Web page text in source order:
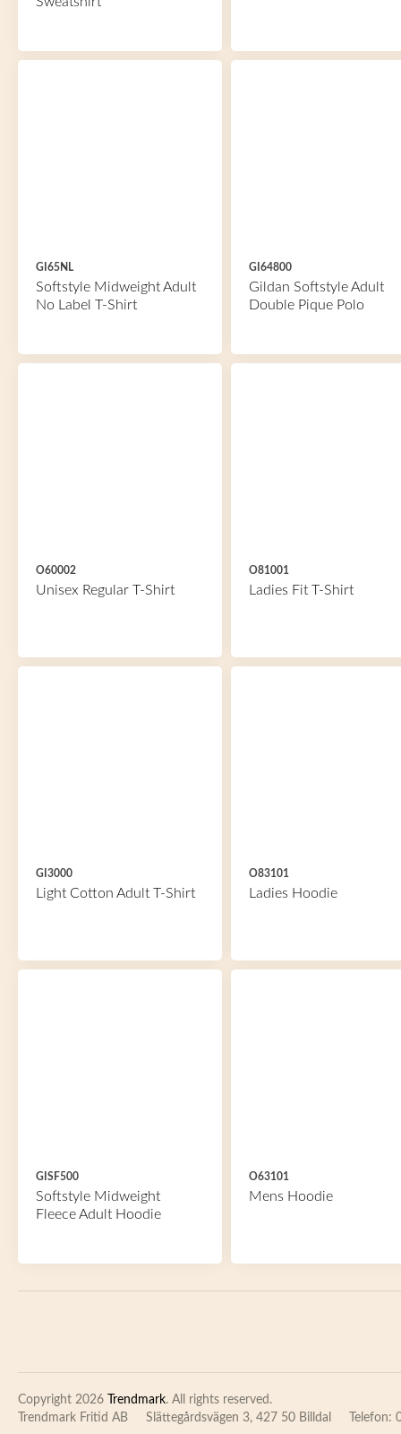
GI65NL
Softstyle Midweight Adult
No Label T-Shirt
GI64800
Gildan Softstyle Adult
Double Pique Polo
O60002
Unisex Regular T-Shirt
O81001
Ladies Fit T-Shirt
GI3000
Light Cotton Adult T-Shirt
O83101
Ladies Hoodie
GISF500
Softstyle Midweight
Fleece Adult Hoodie
O63101
Mens Hoodie
Copyright 2026 Trendmark. All rights reserved.
Trendmark Fritid AB
Slättegårdsvägen 3, 427 50 Billdal Telefon: